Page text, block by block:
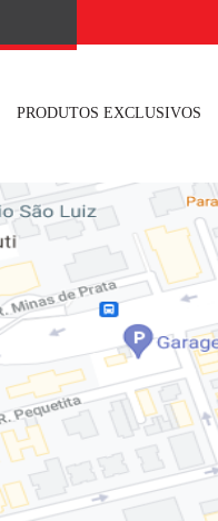
PRODUTOS EXCLUSIVOS